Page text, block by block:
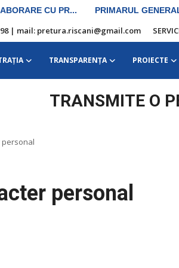
98 | mail: pretura.riscani@gmail.com
TRANSPARENȚA PROIECTE
TRANSMITE O
personal
personal